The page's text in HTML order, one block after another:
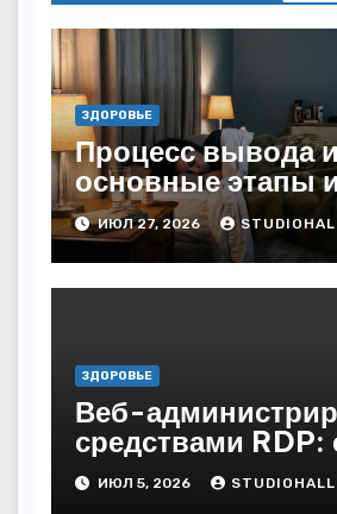
ЗДОРОВЬЕ
Процесс вывода
основные этапы
методы
ИЮЛ 27, 2026
ЗДОРОВЬЕ
Веб-
средствами RDP:
технических
ИЮЛ 5, 2026